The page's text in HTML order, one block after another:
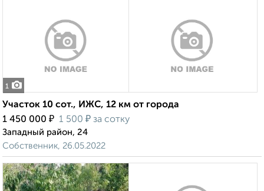
1
Участок 10 сот., ИЖС, 12 км от города
1 450 000 ₽ 1 500 ₽ за сотку
Западный район, 24
Собственник, 26.05.2022